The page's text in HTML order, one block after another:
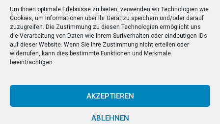
Um Ihnen optimale Erlebnisse zu bieten, verwenden wir Technologien wie
Cookies, um Informationen über Ihr Gerät zu speichern und/oder darauf
zuzugreifen. Die Zustimmung zu diesen Technologien ermöglicht uns
die Verarbeitung von Daten wie Ihrem Surfverhalten oder eindeutigen IDs
auf dieser Website. Wenn Sie Ihre Zustimmung nicht erteilen oder
widerrufen, kann dies bestimmte Funktionen und Merkmale
beeinträchtigen.
AKZEPTIEREN
ABLEHNEN
Bumpkeys sind ein Phänomen, das viel Aufmerksamkeit erregt.